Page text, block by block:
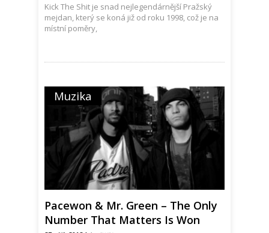
Kick The Shit je snad nejlegendárnější Pražský
mejdan, který se koná již od roku 1998, což je na
místní poměry,
Muzika
Pacewon & Mr. Green – The Only
Number That Matters Is Won